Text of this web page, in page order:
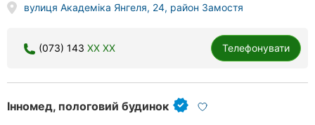
вулиця Академіка Янгеля, 24, район Замостя
(073) 143 XX XX Телефонувати
Інномед, пологовий будинок